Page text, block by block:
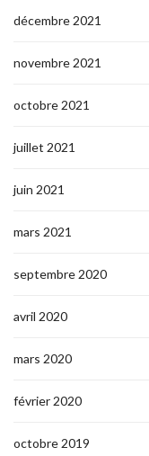
décembre 2021
novembre 2021
octobre 2021
juillet 2021
juin 2021
mars 2021
septembre 2020
avril 2020
mars 2020
février 2020
octobre 2019